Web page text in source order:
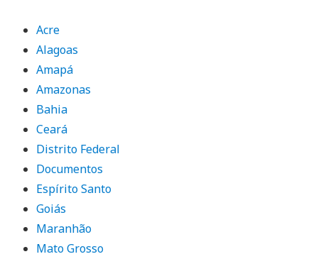
Acre
Alagoas
Amapá
Amazonas
Bahia
Ceará
Distrito Federal
Documentos
Espírito Santo
Goiás
Maranhão
Mato Grosso